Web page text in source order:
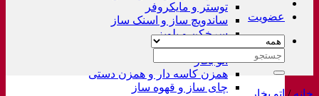
توستر و مایکروفر
ساندویچ ساز و اسنک ساز
سرخکن و پلوپز
غذاساز
اتو بخار
همزن کاسه دار و همزن دستی
چای ساز و قهوه ساز
عضویت
جستجو
خانه / اتو بخار